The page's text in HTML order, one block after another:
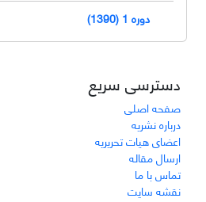
دوره 1 (1390)
دسترسی سریع
صفحه اصلی
درباره نشریه
اعضای هیات تحریریه
ارسال مقاله
تماس با ما
نقشه سایت